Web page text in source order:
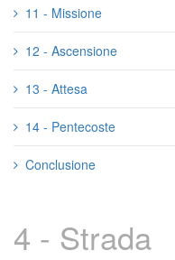
11 - Missione
12 - Ascensione
13 - Attesa
14 - Pentecoste
Conclusione
4 - Strada